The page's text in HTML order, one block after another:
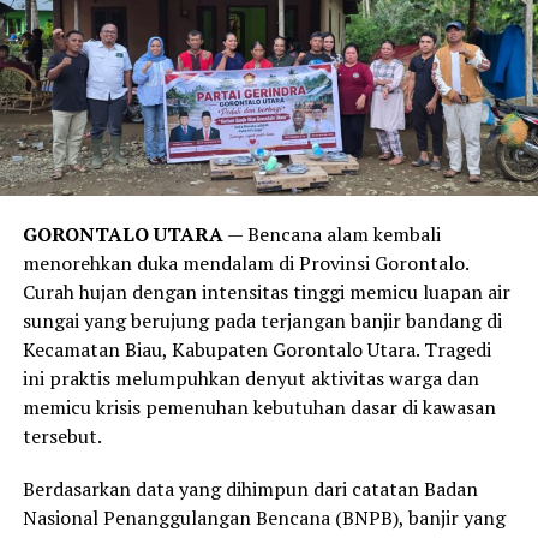
Temuan ini juga sejalan dengan publikasi medis dari
Harvard Health Publishing. Laporan tersebut
menegaskan bahwa obsesi manusia modern untuk mandi
setiap hari lebih didorong oleh norma sosial, kebiasaan,
serta strategi pemasaran industri sabun kecantikan,
alih-alih kebutuhan medis yang sesungguhnya. Sistem
kotoran dan bakteri dalam jumlah wajar untuk
merangsang antibodi agar tetap kuat.
Meski demikian, anjuran untuk mandi 2-3 kali seminggu
ini memiliki pengecualian. Melansir data tambahan dari
Healthline , mereka yang rutin melakukan olahraga
berat, bekerja di luar ruangan yang bersinggungan
langsung dengan kotoran, atau memiliki kondisi medis
setiap hari.
GORONTALO UTARA— Bencana alam kembali
menorehkan duka mendalam di Provinsi Gorontalo.
Curah hujan dengan intensitas tinggi memicu luapan air
sungai yang berujung pada terjangan banjir bandang di
Kecamatan Biau, Kabupaten Gorontalo Utara. Tragedi
ini praktis melumpuhkan denyut aktivitas warga dan
memicu krisis pemenuhan kebutuhan dasar di kawasan
tersebut.
Berdasarkan data yang dihimpun dari catatan Badan
Nasional Penanggulangan Bencana (BNPB), banjir yang